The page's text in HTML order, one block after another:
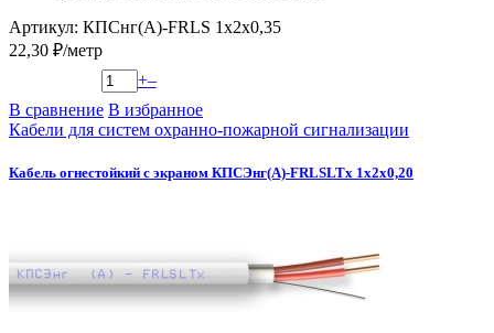
Артикул: КПСнг(А)-FRLS 1х2х0,35
22,30 ₽/метр
+–
В сравнение В избранное
Кабели для систем охранно-пожарной сигнализации
Кабель огнестойкий с экраном КПСЭнг(А)-FRLSLTx 1х2х0,20